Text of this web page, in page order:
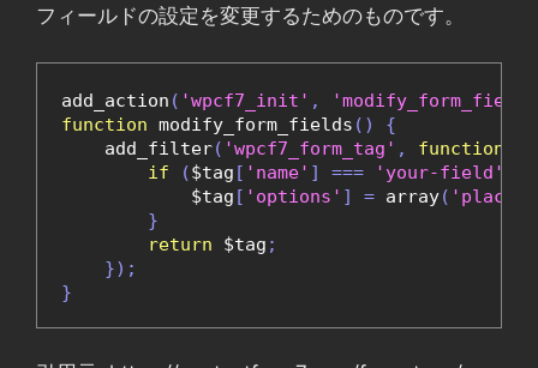
フィールドの設定を変更するためのものです。
add_action ( 'wpcf7_init' ,
function modify_form_fields ()
{
    add_filter
( 'wpcf7_form_tag' , function
if
($tag [ 'name' ] === 'your-field'
            $tag
[ 'options' ] = array(
}
return $tag ;
});
}